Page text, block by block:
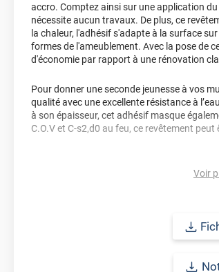
accro. Comptez ainsi sur une application
nécessite aucun travaux. De plus, ce
la chaleur, l'adhésif s'adapte à la surface
formes de l'ameublement. Avec la pose de
d'économie par rapport à une rénovation
Pour donner une seconde jeunesse à vos
qualité avec une excellente résistance à
à son épaisseur, cet adhésif masque
C.O.V et C-s2,d0 au feu, ce revêtement
Voir